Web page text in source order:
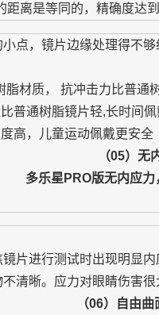
距离是等同的，精确度达
点，镜片边缘处理得不
脂材质， 抗冲击力比普通
普通树脂镜片轻,长时间佩
高，儿童运动佩戴更安全
（05）无
多乐星PRO版无内应
片进行测试时出现明显
清晰。应力对眼睛伤害
（06）自由